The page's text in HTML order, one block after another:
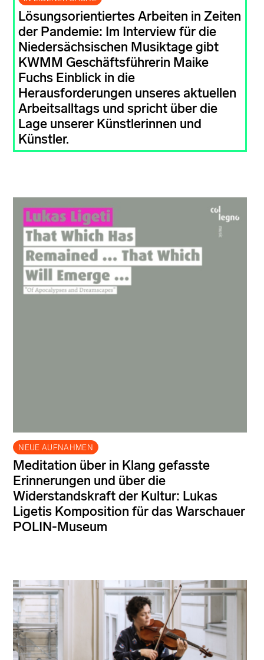
Lösungsorientiertes Arbeiten in Zeiten
der Pandemie: Im Interview für die
Niedersächsischen Musiktage gibt
KWMM Geschäftsführerin Maike
Fuchs Einblick in die
Herausforderungen unseres aktuellen
Arbeitsalltags und spricht über die
Lage unserer Künstlerinnen und
Künstler.
NEUE AUFNAHMEN
Meditation über in Klang gefasste
Erinnerungen und über die
Widerstandskraft der Kultur: Lukas
Ligetis Komposition für das Warschauer
POLIN-Museum